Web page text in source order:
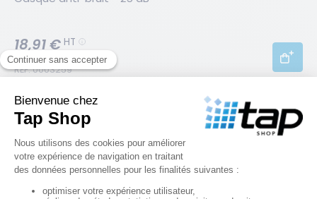
RÉF. 0003259
18,91 € HT